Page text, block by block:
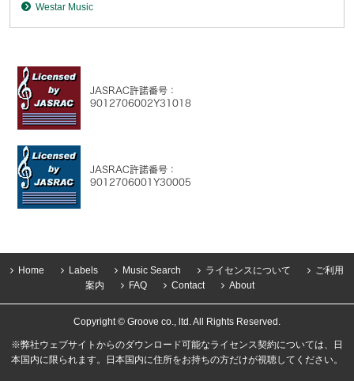
Westar Music
Home Labels Music Search ライセンスについて
ご利用
案内
FAQ Contact About
Copyright © Groove co., ltd. All Rights Reserved.
※弊社ウェブサイトからのダウンロード可能なライセンス契約については、日
本国内に限られます。日本国内に住所をお持ちの方だけが視聴してください。